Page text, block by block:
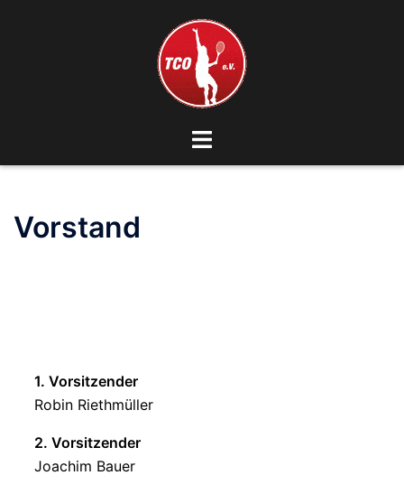
Menü
Vorstand
1. Vorsitzender
Robin Riethmüller
2. Vorsitzender
Joachim Bauer